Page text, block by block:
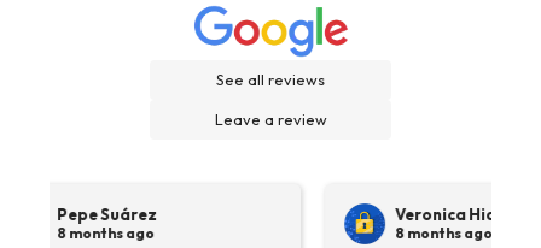
See all reviews
Leave a review
Pepe Suárez
8 months ago
Veronica Hidalgo
8 months ago